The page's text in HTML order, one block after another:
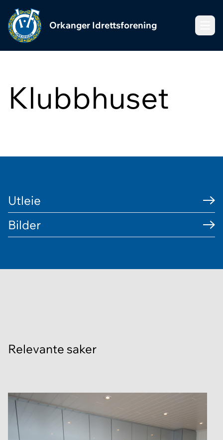
Orkanger Idrettsforening
Klubbhuset
Utleie
Bilder
Relevante saker